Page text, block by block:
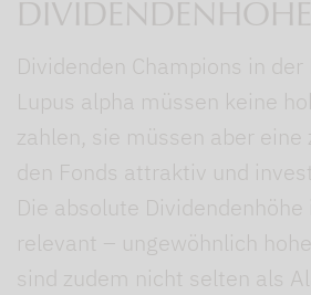
Dividenden Champions in der
Lupus alpha müssen keine
zahlen, sie müssen aber eine
den Fonds attraktiv und
Die absolute
relevant – ungewöhnlich
sind zudem nicht selten als